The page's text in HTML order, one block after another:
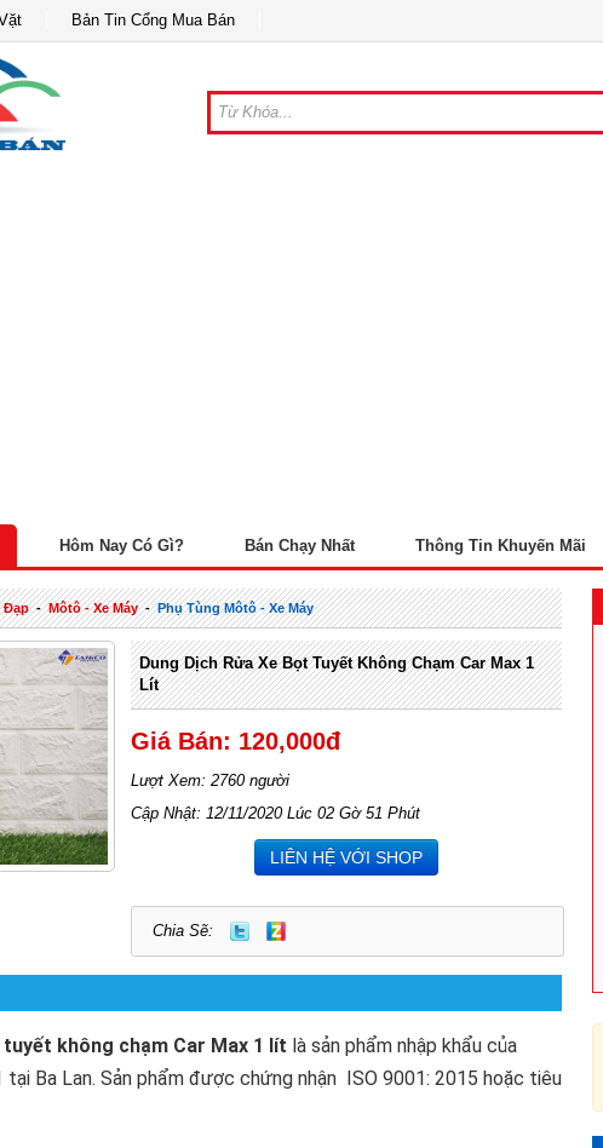
Bản Tin Cổng Mua Bán
Hôm Nay Có Gì? Bán Chạy Nhất Thông Tin Khuyến Mãi
Đạp-Môtô - Xe Máy-Phụ Tùng Môtô - Xe Máy
Dung Dịch Rửa Xe Bọt Tuyết Không Chạm Car Max 1
Lít
Giá Bán: 120,000đ
Lượt Xem: 2760 người
Cập Nhật: 12/11/2020 Lúc 02 Gờ 51 Phút
LIÊN HỆ VỚI SHOP
Chia Sẽ:
không chạm Car Max 1 lít là sản phẩm nhập khẩu của
tại Ba Lan. Sản phẩm được chứng nhận ISO 9001: 2015 hoặc tiêu